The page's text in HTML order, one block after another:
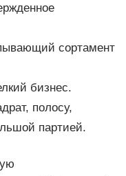
сортамент
бизнес.
полосу,
партией.